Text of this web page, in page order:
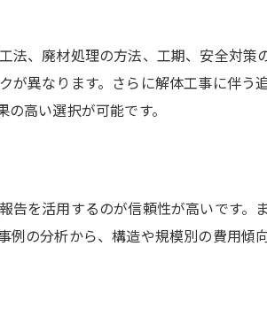
工事に必要な申請と注意点
で失敗しないための工夫
抑えるための事前チェック
故を防ぐ最新技術と取組み
構築と徹底ポイント
故の事例と防止策を解説
、廃材処理の方法、工期、安全対策
異なります。さらに解体工事に伴う
高い選択が可能です。
を活用するのが信頼性が高いです。
の分析から、構造や規模別の費用傾